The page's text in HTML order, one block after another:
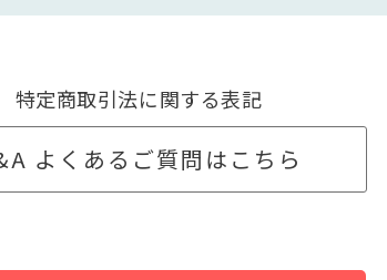
特定商取引法に関する表記
よくあるご質問はこちら